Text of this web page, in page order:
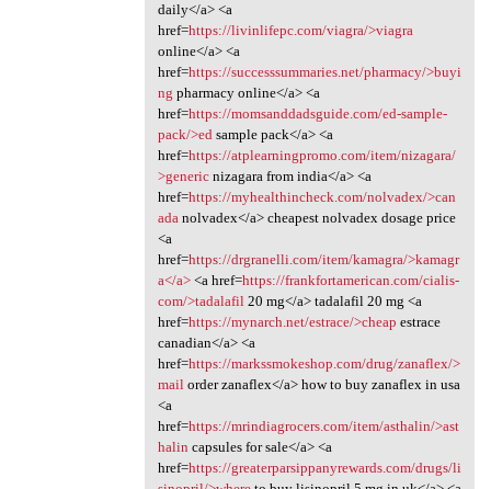
daily</a> <a
href=https://livinlifepc.com/viagra/>viagra
online</a> <a
href=https://successsummaries.net/pharmacy/>buyi
ng pharmacy online</a> <a
href=https://momsanddadsguide.com/ed-sample-
pack/>edsample pack</a> <a
href=https://atplearningpromo.com/item/nizagara/
>genericnizagara from india</a> <a
href=https://myhealthincheck.com/nolvadex/>can
adanolvadex</a> cheapest nolvadex dosage price
<a
href=https://drgranelli.com/item/kamagra/>kamagr
a</a><a href=https://frankfortamerican.com/cialis-
com/>tadalafil20 mg</a> tadalafil 20 mg <a
href=https://mynarch.net/estrace/>cheap estrace
canadian</a> <a
href=https://markssmokeshop.com/drug/zanaflex/>
mailorder zanaflex</a> how to buy zanaflex in usa
<a
href=https://mrindiagrocers.com/item/asthalin/>ast
halin capsules for sale</a> <a
href=https://greaterparsippanyrewards.com/drugs/li